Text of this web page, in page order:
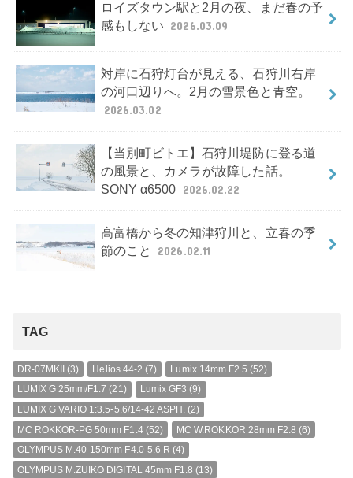
ロイズタウン駅と2月の夜、まだ春の予
感もしない 2026.03.09
対岸に石狩灯台が見える、石狩川右岸
の河口辺りへ。2月の雪景色と青空。
2026.03.02
【当別町ビトエ】石狩川堤防に登る道
の風景と、カメラが故障した話。
SONY α6500 2026.02.22
高富橋から冬の知津狩川と、立春の季
節のこと
2026.02.11
TAG
DR-07MKII(3) Helios 44-2 (7) Lumix 14mm F2.5 (52)
LUMIX G 25mm/F1.7 (21) Lumix GF3 (9)
LUMIX G VARIO 1:3.5-5.6/14-42 ASPH. (2)
MC ROKKOR-PG 50mm F1.4(52) MC W.ROKKOR 28mm F2.8 (6)
OLYMPUS M.40-150mm F4.0-5.6 R (4)
OLYMPUS M.ZUIKO DIGITAL 45mm F1.8 (13)